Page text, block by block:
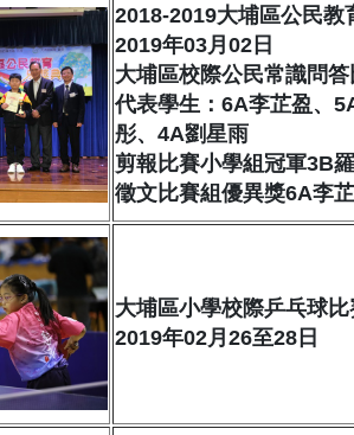
2018-2019大埔區公民教
2019年03月02日
大埔區校際公民常識問
代表學生：6A李芷盈、
彤、4A劉星雨
剪報比賽小學組冠軍3B
徵文比賽組優異獎6A李
大埔區小學校際乒乓球比
2019年02月26至28日